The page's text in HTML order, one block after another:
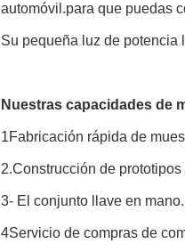
automóvil.para que puedas
Su pequeña luz de potencia
Nuestras capacidades de
1Fabricación rápida de
2.Construcción de
3- El conjunto llave en mano.
4Servicio de compras de